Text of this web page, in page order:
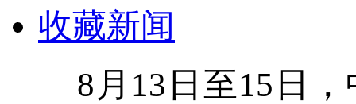
收藏新闻
8月13日至15日，